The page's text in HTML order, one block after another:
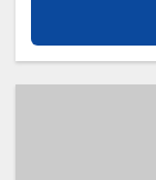
【宿
寝」